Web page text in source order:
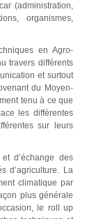
(administration,
organismes,
en Agro-
travers différents
et surtout
du Moyen-
tenu à ce que
les différentes
sur leurs
d’échange des
d’agriculture. La
climatique par
plus générale
le roll up